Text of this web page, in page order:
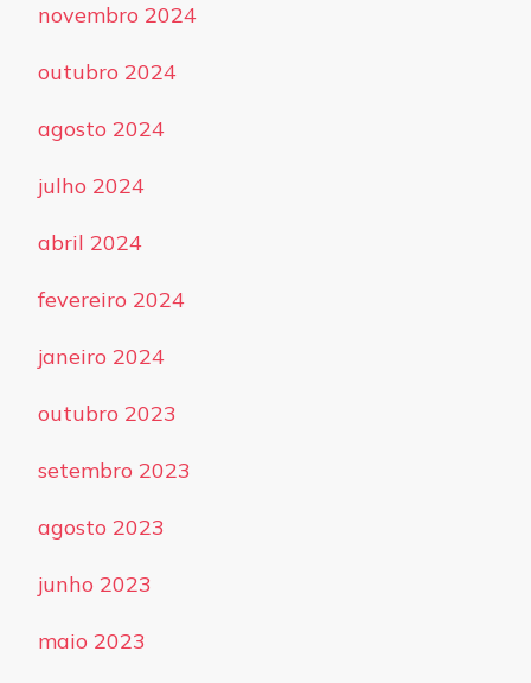
novembro 2024
outubro 2024
agosto 2024
julho 2024
abril 2024
fevereiro 2024
janeiro 2024
outubro 2023
setembro 2023
agosto 2023
junho 2023
maio 2023